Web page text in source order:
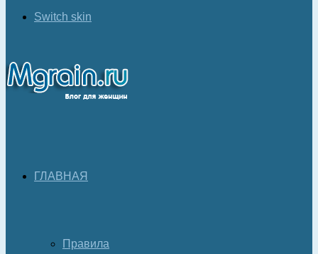
Switch skin
ГЛАВНАЯ
Правила